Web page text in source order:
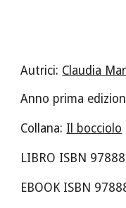
Autrici: Claudia
Anno prima
Collana: Il bocciolo
LIBRO ISBN
EBOOK ISBN